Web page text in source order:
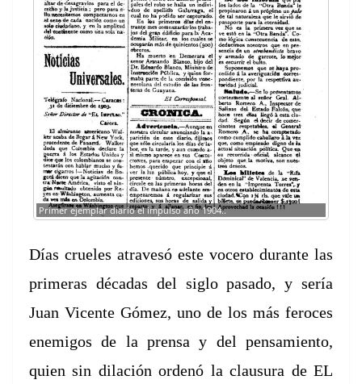
Primer ejem­plar diario el impul­so año 1904..
Días cru­eles atrav­esó este vocero durante las
primeras décadas del siglo pasa­do, y sería
Juan Vicente Gómez, uno de los más fero­ces
ene­mi­gos de la pren­sa y del pen­samien­to,
quiensin dilación ordenó la clausura de EL